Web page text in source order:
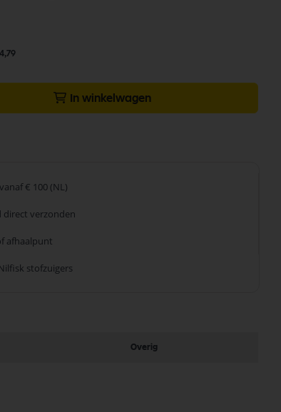
In winkelwagen
vanaf € 100 (NL)
direct verzonden
afhaalpunt
stofzuigers
Overig